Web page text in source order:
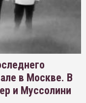
в Москве. В
и Муссолини